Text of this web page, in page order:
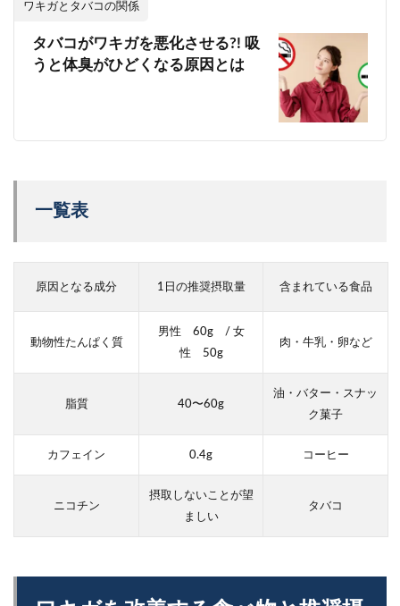
ワキガとタバコの関係
タバコがワキガを悪化させる?! 吸
うと体臭がひどくなる原因とは
一覧表
原因となる成分 1日の推奨摂取量 含まれている食品
動物性たんぱく質
男性 60g / 女
性 50g
肉・牛乳・卵など
脂質 40〜60g
油・バター・スナッ
ク菓子
カフェイン 0.4g コーヒー
ニコチン
摂取しないことが望
ましい
タバコ